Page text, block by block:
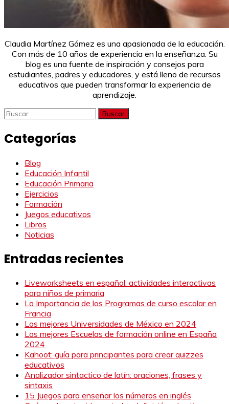
Claudia Martínez Gómez es una apasionada de la educación.
Con más de 10 años de experiencia en la enseñanza. Su
blog es una fuente de inspiración y consejos para
estudiantes, padres y educadores, y está lleno de recursos
educativos que pueden transformar la experiencia de
aprendizaje.
Buscar:
Categorías
Blog
Educación Infantil
Educación Primaria
Ejercicios
Formación
Juegos educativos
Libros
Noticias
Entradas recientes
Liveworksheets en español: actividades interactivas
para niños de primaria
La Importancia de los Programas de curso escolar en
Francia
Las mejores Universidades de México en 2024
Las mejores Escuelas de formación online en España
2024
Kahoot: guía para principantes para crear quizzes
educativos
Analizador sintactico de latín: oraciones, frases y
sintaxis
15 Juegos para enseñar los números en inglés